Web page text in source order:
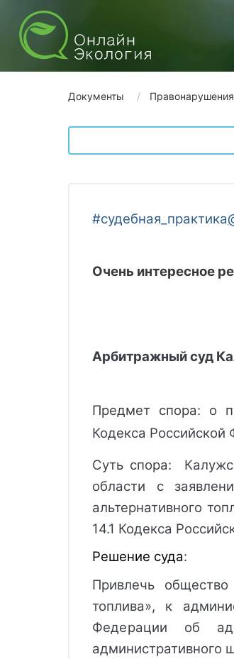
Документы
#судебная_практика
Очень интересное
Арбитражный суд
Предмет спора: о
Кодекса
Суть спора:
области с
альтернативного
14.1 Кодекса
Решение суда:
Привлечь
топлива», к
Федерации об
административного